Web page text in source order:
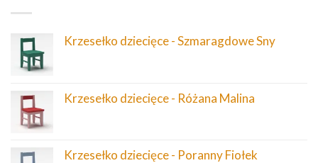
Krzesełko dziecięce - Szmaragdowe Sny
Krzesełko dziecięce - Różana Malina
Krzesełko dziecięce - Poranny Fiołek